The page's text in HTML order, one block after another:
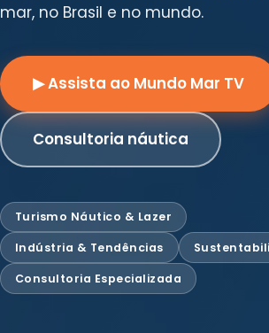
mar, no Brasil e no mundo.
▶ Assista ao Mundo Mar TV
Consultoria náutica
Turismo Náutico & Lazer
Indústria & Tendências
Consultoria Especializada